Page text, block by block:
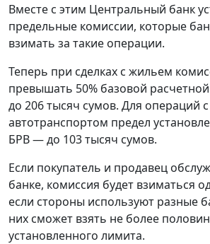
Вместе с этим Центральный банк
предельные комиссии, которые
взимать за такие операции.
Теперь при сделках с жильем
превышать 50% базовой
до 206 тысяч сумов. Для операций с
автотранспортом предел
БРВ — до 103 тысяч сумов.
Если покупатель и продавец
банке, комиссия будет взиматься
если стороны используют разные
них сможет взять не более
установленного лимита.